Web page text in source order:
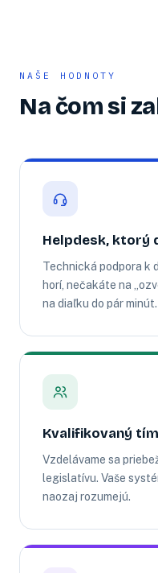
NAŠE HODNOTY
Na čom si
Helpdesk, ktorý
Technická podpora k
horí, nečakáte na
na diaľku do pár minút.
Kvalifikovaný tím
Vzdelávame sa
legislatívu. Vaše
naozaj rozumejú.